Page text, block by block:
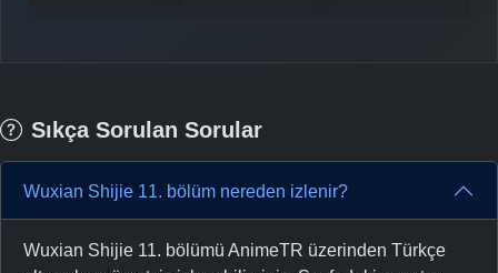
Sıkça Sorulan Sorular
Wuxian Shijie 11. bölüm nereden izlenir?
Wuxian Shijie 11. bölümü AnimeTR üzerinden Türkçe